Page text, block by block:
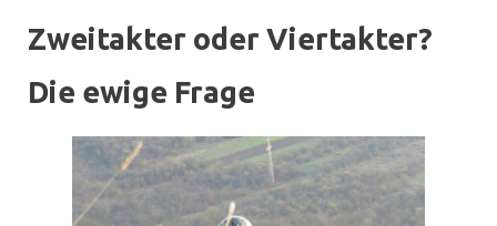
Zweitakter oder Viertakter?
Die ewige Frage